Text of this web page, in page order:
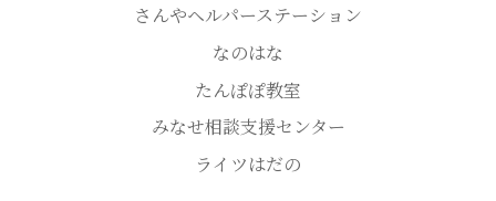
さんやヘルパーステーション
なのはな
たんぽぽ教室
みなせ相談支援センター
ライツはだの